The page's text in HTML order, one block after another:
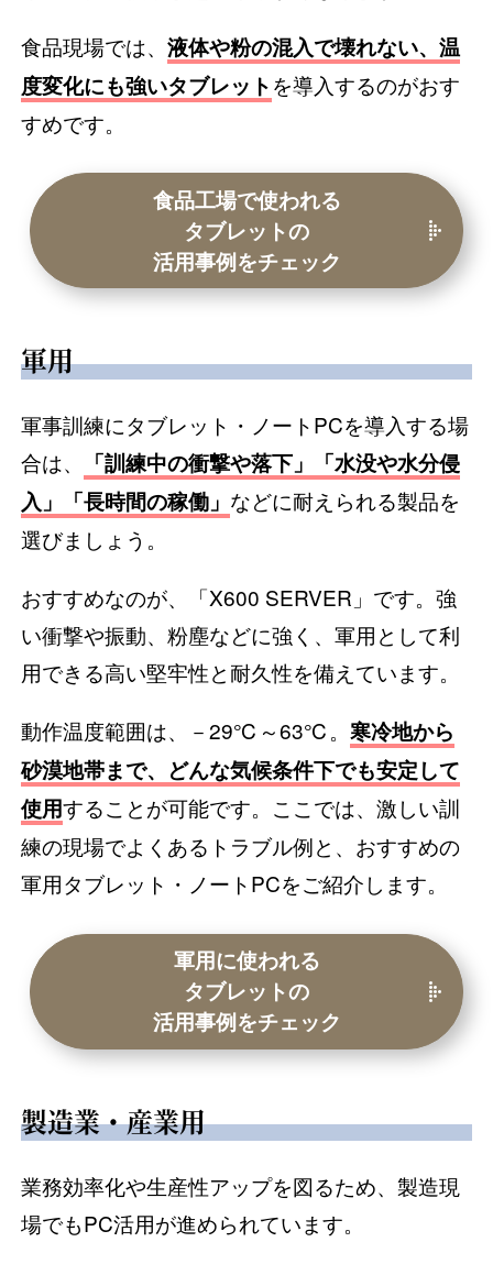
食品現場では、液体や粉の混入で壊れない、温
度変化にも強いタブレットを導入するのがおす
すめです。
食品工場で使われる
タブレットの
活用事例をチェック
軍用
軍事訓練にタブレット・ノートPCを導入する場
合は、
「訓練中の衝撃や落下」「水没や水分侵
入」「長時間の稼働」 などに耐えられる製品を
選びましょう。
おすすめなのが、「X600 SERVER」です。強
い衝撃や振動、粉塵などに強く、軍用として利
用できる高い堅牢性と耐久性を備えています。
動作温度範囲は、－29℃～63℃。寒冷地から
砂漠地帯まで、どんな気候条件下でも安定して
使用することが可能です。ここでは、激しい訓
練の現場でよくあるトラブル例と、おすすめの
軍用タブレット・ノートPCをご紹介します。
軍用に使われる
タブレットの
活用事例をチェック
製造業・産業用
業務効率化や生産性アップを図るため、製造現
場でもPC活用が進められています。